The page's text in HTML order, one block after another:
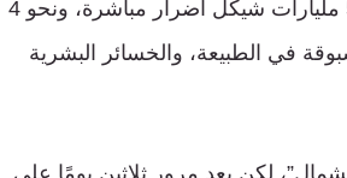
مليارات شيكل، أي ما يفوق المليارين و500 مليون دولار، منها 5 مليارات شيكل أضرار مباشرة، ونحو 4
في الطبيعة، والخسائر البشرية